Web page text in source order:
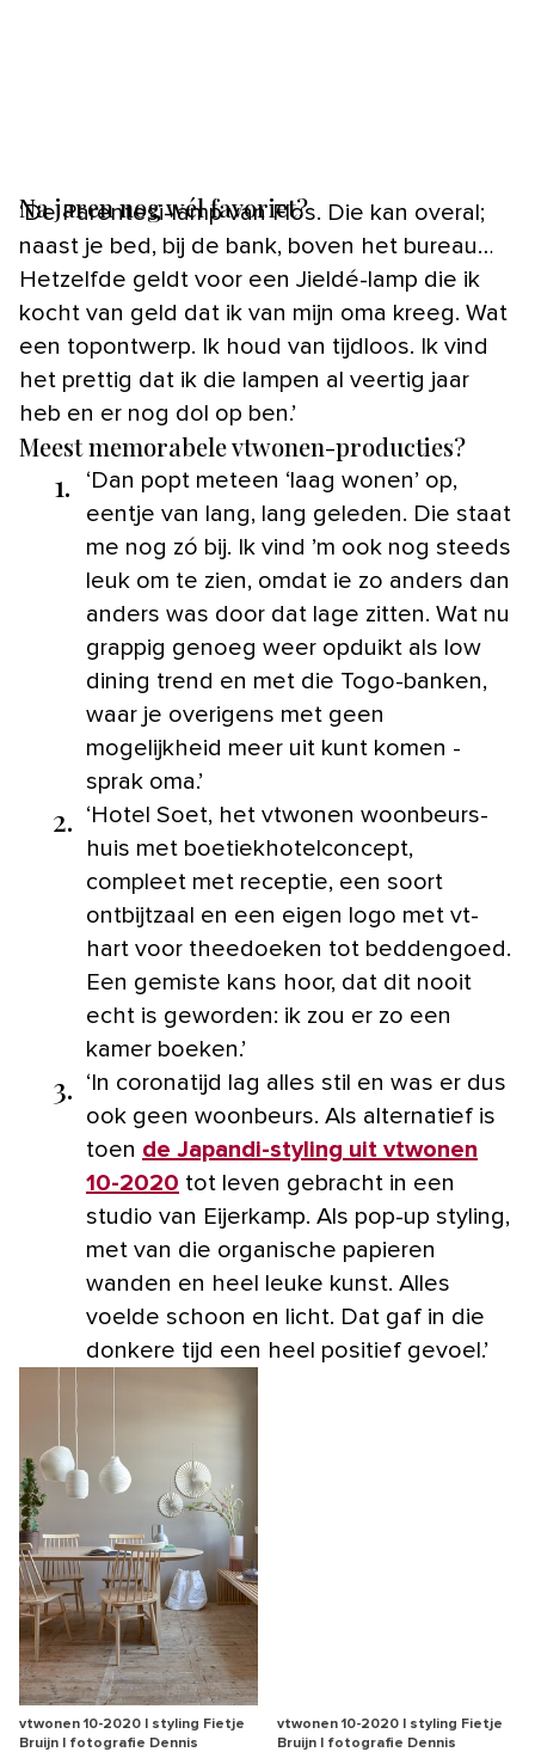
Na jaren nog wél favoriet?
‘De Parentesi-lamp van Flos. Die kan overal;
naast je bed, bij de bank, boven het bureau…
Hetzelfde geldt voor een Jieldé-lamp die ik
kocht van geld dat ik van mijn oma kreeg. Wat
een topontwerp. Ik houd van tijdloos. Ik vind
het prettig dat ik die lampen al veertig jaar
heb en er nog dol op ben.’
Meest memorabele vtwonen-producties?
1.
‘Dan popt meteen ‘laag wonen’ op,
eentje van lang, lang geleden. Die staat
me nog zó bij. Ik vind ’m ook nog steeds
leuk om te zien, omdat ie zo anders dan
anders was door dat lage zitten. Wat nu
grappig genoeg weer opduikt als low
dining trend en met die Togo-banken,
waar je overigens met geen
mogelijkheid meer uit kunt komen -
sprak oma.’
2.
‘Hotel Soet, het vtwonen woonbeurs-
huis met boetiekhotelconcept,
compleet met receptie, een soort
ontbijtzaal en een eigen logo met vt-
hart voor theedoeken tot beddengoed.
Een gemiste kans hoor, dat dit nooit
echt is geworden: ik zou er zo een
kamer boeken.’
3.
‘In coronatijd lag alles stil en was er dus
ook geen woonbeurs. Als alternatief is
toen de Japandi-styling uit vtwonen
10-2020 tot leven gebracht in een
studio van Eijerkamp. Als pop-up styling,
met van die organische papieren
wanden en heel leuke kunst. Alles
voelde schoon en licht. Dat gaf in die
donkere tijd een heel positief gevoel.’
vtwonen 10-2020 | styling Fietje
Bruijn | fotografie Dennis
vtwonen 10-2020 | styling Fietje
Bruijn | fotografie Dennis